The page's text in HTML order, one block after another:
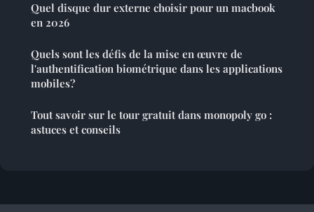
Quel disque dur externe choisir pour un macbook
en 2026
Quels sont les défis de la mise en œuvre de
l'authentification biométrique dans les applications
mobiles?
Tout savoir sur le tour gratuit dans monopoly go :
astuces et conseils